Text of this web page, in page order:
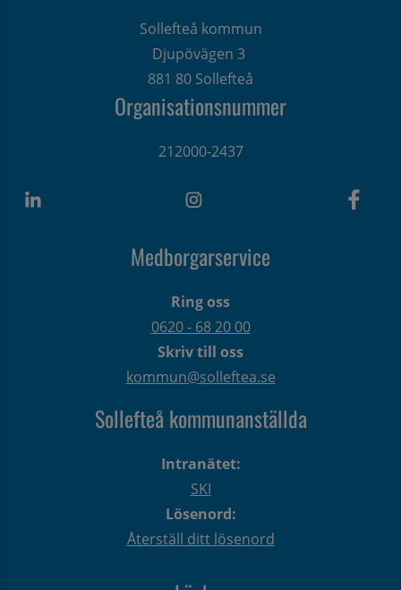
Sollefteå kommun
Djupövägen 3
881 80 Sollefteå
Organisationsnummer
212000-2437
Medborgarservice
Ring oss
0620 - 68 20 00
Skriv till oss
kommun@solleftea.se
Sollefteå kommunanställda
Intranätet:
SKI
Lösenord:
Återställ ditt lösenord